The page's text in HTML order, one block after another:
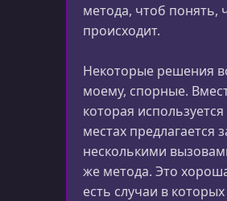
метода, чтоб понять,
происходит.
Некоторые решения
моему, спорные.
которая
местах предлагается
несколькими
же метода. Это
есть случаи в